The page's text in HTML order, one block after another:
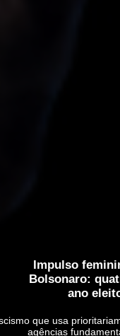
Impulso
Bolsonaro:
ano
que usa
agências